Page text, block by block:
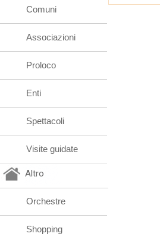
Comuni
Associazioni
Proloco
Enti
Spettacoli
Visite guidate
Altro
Orchestre
Shopping